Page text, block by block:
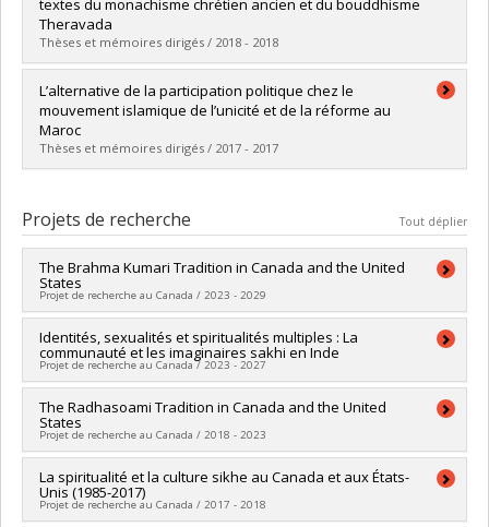
Lien vers le document dans Papyrus
Theravada
Thèses et mémoires dirigés / 2018 - 2018
Diplômé(e) :Cordeau, Dany
Cycle :Maîtrise
Diplôme obtenu :
Lien vers le document dans Papyrus
L’alternative de la participation politique chez le
mouvement islamique de l’unicité et de la réforme au
Maroc
Thèses et mémoires dirigés / 2017 - 2017
Cycle : Maîtrise
Diplôme obtenu :M.A.
Lien vers le document dans Papyrus
Projets de recherche Tout déplier
The Brahma Kumari Tradition in Canada and the United
States
Projet de recherche au Canada / 2023 - 2029
Chercheur principal : Diana Dimitrova
Sources de financement :CRSH/Conseil de recherches en
sciences humaines du Canada
Identités, sexualités et spiritualités multiples : La
communauté et les imaginaires sakhi en Inde
Projet de recherche au Canada / 2023 - 2027
Chercheur principal :Mathieu Boisvert
Co-chercheurs :
Diana Dimitrova
Sources de financement :
Programmes de subvention :PVXXXXXX-Subvention Savoir
The Radhasoami Tradition in Canada and the United
States
Projet de recherche au Canada / 2018 - 2023
Chercheur principal :Diana Dimitrova
Sources de financement :CRSH/Conseil de recherches en
sciences humaines du Canada
La spiritualité et la culture sikhe au Canada et aux États-
Unis (1985-2017)
Projet de recherche au Canada / 2017 - 2018